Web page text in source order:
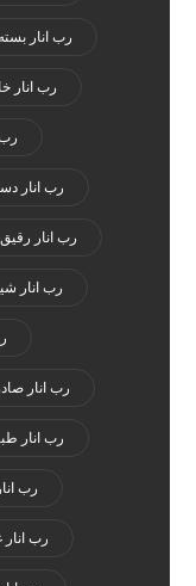
رب انار
رب انار
رب
رب انار
رب انار
رب انار
رب انار
رب انار
رب
رب انار